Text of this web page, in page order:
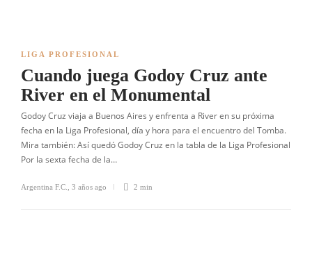
LIGA PROFESIONAL
Cuando juega Godoy Cruz ante
River en el Monumental
Godoy Cruz viaja a Buenos Aires y enfrenta a River en su próxima
fecha en la Liga Profesional, día y hora para el encuentro del Tomba.
Mira también: Así quedó Godoy Cruz en la tabla de la Liga Profesional
Por la sexta fecha de la…
Argentina F.C. 3 años ago 2 min